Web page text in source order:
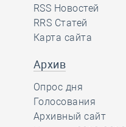
RSS Новостей
RRS Статей
Карта сайта
Архив
Опрос дня
Голосования
Архивный сайт